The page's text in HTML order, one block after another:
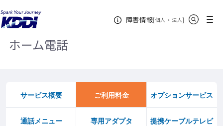
障害情報[個人 ・ 法人新規ウィンドウ
]
メニュー
KDDIホーム
ホーム電話
サービス概要 ご利用料金 オプションサービス
通話メニュー 専用アダプタ
提携ケーブルテレビ